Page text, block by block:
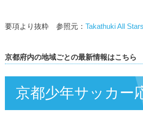
要項より抜粋 参照元： Takathuki All
京都府内の地域ごとの最新情報はこちら
京都少年サッカー